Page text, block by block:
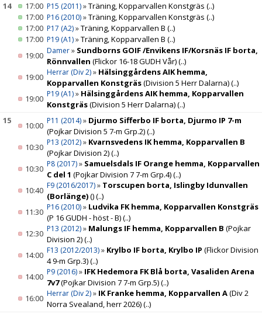
14
17:00 P15 (2011)»Träning, Kopparvallen Konstgräs (..)
17:00 P16 (2010)»Träning, Kopparvallen Konstgräs (..)
17:00 P17 (A2)»Träning, Kopparvallen B (..)
17:00 P19 (A1)»Träning, Kopparvallen B (..)
19:00 Damer» Sundborns GOIF /Envikens IF/Korsnäs IF borta,
Rönnvallen (Flickor 16-18 GUDH Vår)(..)
19:00 Herrar (Div 2)» Hälsinggårdens AIK hemma,
Kopparvallen Konstgräs(Division 5 Herr Dalarna)(..)
19:00 P19 (A1)» Hälsinggårdens AIK hemma, Kopparvallen
Konstgräs(Division 5 Herr Dalarna)(..)
15
10:00 P11 (2014)» Djurmo Sifferbo IF borta, Djurmo IP 7-m
(Pojkar Division 5 7-m Grp.2)(..)
10:30 P13 (2012)» Kvarnsvedens IK hemma, Kopparvallen B
(Pojkar Division 2)(..)
10:30 P8 (2017)» Samuelsdals IF Orange hemma, Kopparvallen
C del 1 (Pojkar Division 7 7-m Grp.4)(..)
10:40 F9 (2016/2017)» Torscupen borta, Islingby Idunvallen
(Borlänge)()(..)
11:30 P16 (2010)» Ludvika FK hemma, Kopparvallen Konstgräs
(P 16 GUDH - höst - B)(..)
12:30 P13 (2012)» Malungs IF hemma, Kopparvallen B (Pojkar
Division 2)(..)
14:00 F13 (2012/2013)» Krylbo IF borta, Krylbo IP (Flickor Division
4 9-m Grp.3)(..)
14:00 P9 (2016)» IFK Hedemora FK Blå borta, Vasaliden Arena
7v7(Pojkar Division 7 7-m Grp.5)(..)
16:00 Herrar (Div 2)» IK Franke hemma, Kopparvallen A(Div 2
Norra Svealand, herr 2026)(..)